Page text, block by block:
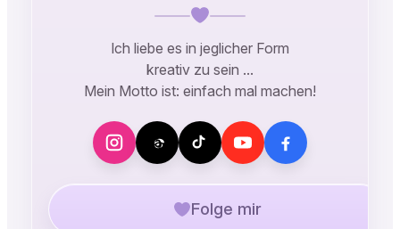
Ich liebe es in jeglicher Form
kreativ zu sein …
Mein Motto ist: einfach mal machen!
Folge mir